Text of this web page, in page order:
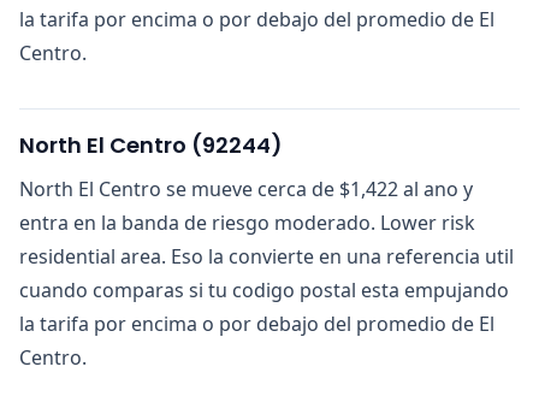
la tarifa por encima o por debajo del promedio de El
Centro.
North El Centro (92244)
North El Centro se mueve cerca de $1,422 al ano y
entra en la banda de riesgo moderado. Lower risk
residential area. Eso la convierte en una referencia util
cuando comparas si tu codigo postal esta empujando
la tarifa por encima o por debajo del promedio de El
Centro.